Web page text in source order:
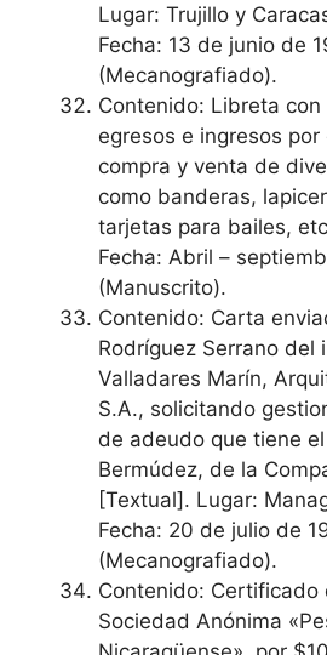
Lugar: Trujillo y
Fecha: 13 de junio de
(Mecanografiado).
Contenido: Libreta
egresos e ingresos
compra y venta de
como banderas,
tarjetas para bailes,
Fecha: Abril –
(Manuscrito).
Contenido: Carta
Rodríguez Serrano del
Valladares Marín,
S.A., solicitando
de adeudo que tiene
Bermúdez, de la
[Textual]. Lugar:
Fecha: 20 de julio de
(Mecanografiado).
Contenido: Certificado
Sociedad Anónima